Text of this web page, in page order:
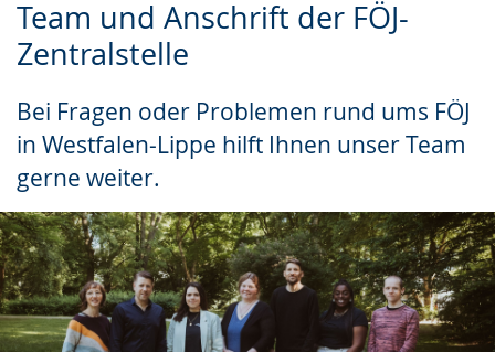
Team und Anschrift der FÖJ-
Zentralstelle
Bei Fragen oder Problemen rund ums FÖJ
in Westfalen-Lippe hilft Ihnen unser Team
gerne weiter.
Leichten
Sprache
Audio-
Unterstützung.
Video
in
Gebärdensprache
wird
angezeigt.